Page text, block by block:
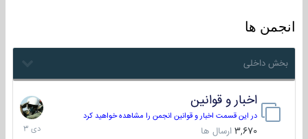
انجمن ها
بخش داخلی
اخبار و قوانین
در این قسمت اخبار و قوانین انجمن را مشاهده خواهید کرد
3,670 ارسال ها
22
دی
1403